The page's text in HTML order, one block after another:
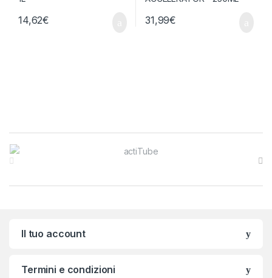
14,62€ 31,99€
Brands Carousel
Il tuo account
Termini e condizioni